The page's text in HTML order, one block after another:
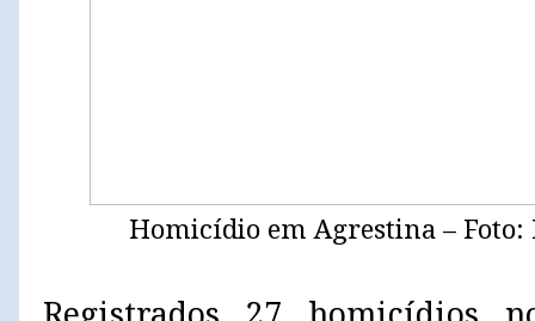
Homicídio em Agrestina – Foto: